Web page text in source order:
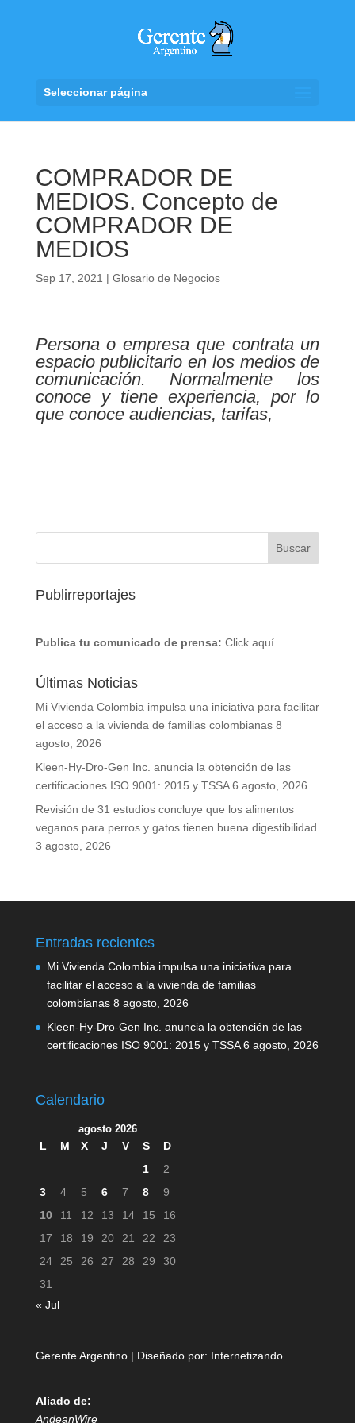
Seleccionar página
COMPRADOR DE
MEDIOS. Concepto de
COMPRADOR DE
MEDIOS
Sep 17, 2021 | Glosario de Negocios
Persona o empresa que contrata un
espacio publicitario en los medios de
comunicación. Normalmente los
conoce y tiene experiencia, por lo
que conoce audiencias, tarifas,
Publirreportajes
Publica tu comunicado de prensa: Click aquí
Últimas Noticias
Mi Vivienda Colombia impulsa una iniciativa para facilitar
el acceso a la vivienda de familias colombianas 8
agosto, 2026
Kleen-Hy-Dro-Gen Inc. anuncia la obtención de las
certificaciones ISO 9001: 2015 y TSSA 6 agosto, 2026
Revisión de 31 estudios concluye que los alimentos
veganos para perros y gatos tienen buena digestibilidad
3 agosto, 2026
Entradas recientes
Mi Vivienda Colombia impulsa una iniciativa para
facilitar el acceso a la vivienda de familias
colombianas 8 agosto, 2026
Kleen-Hy-Dro-Gen Inc. anuncia la obtención de las
certificaciones ISO 9001: 2015 y TSSA 6 agosto, 2026
Calendario
agosto 2026
L M X J V S
D
1
2
3
4 5 6 7 8
9
10
11 12 13 14 15
16
17
18 19 20 21 22
23
24
25 26 27 28 29
30
31
« Jul
Gerente Argentino | Diseñado por: Internetizando
Aliado de:
AndeanWire